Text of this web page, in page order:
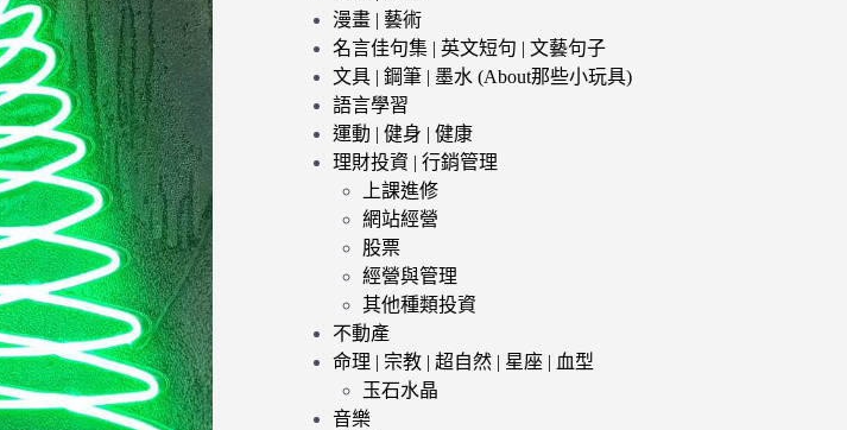
漫畫 | 藝術
名言佳句集 | 英文短句 | 文藝句子
文具 | 鋼筆 | 墨水 (About那些小玩具)
語言學習
運動 | 健身 | 健康
理財投資 | 行銷管理
上課進修
網站經營
股票
經營與管理
其他種類投資
不動產
命理 | 宗教 | 超自然 | 星座 | 血型
玉石水晶
音樂